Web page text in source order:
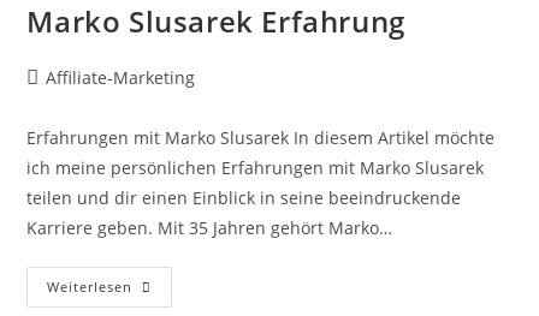
Marko Slusarek Erfahrung
Beitrags-
Affiliate-Marketing
Erfahrungen mit Marko Slusarek In diesem Artikel möchte
ich meine persönlichen Erfahrungen mit Marko Slusarek
teilen und dir einen Einblick in seine beeindruckende
Karriere geben. Mit 35 Jahren gehört Marko…
Weiterlesen Marko
Slusarek